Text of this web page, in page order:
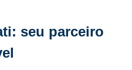
seu parceiro